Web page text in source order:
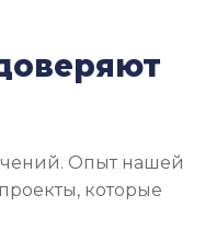
Опыт нашей
которые